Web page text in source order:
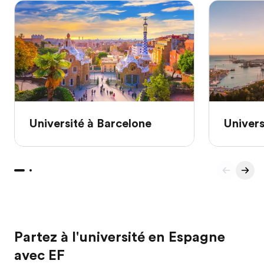
Université à Barcelone
Partez à l'université en Espagne
avec EF